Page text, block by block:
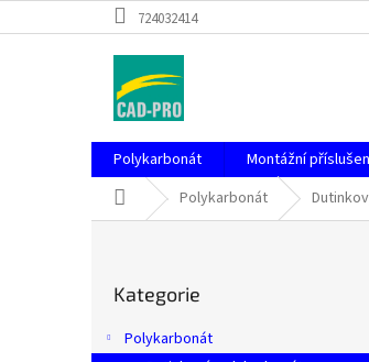
na
724032414
Polykarbonát Montážní
Domů Polykarbonát
a
kategorie
Kategorie
Polykarbonát